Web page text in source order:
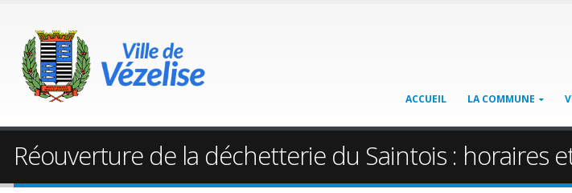
ACCUEIL LA COMMUNE
Réouverture de la déchetterie du Saintois : horaires